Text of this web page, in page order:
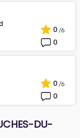
0
0
0
0
DU-